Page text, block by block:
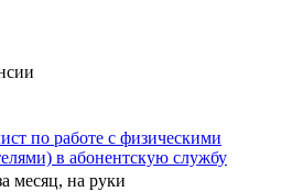
по работе с физическими
в абонентскую службу
месяц, на руки